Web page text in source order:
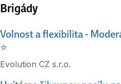
Brigády
Volnost a flexibilita -
⭐️
Evolution CZ s.r.o.